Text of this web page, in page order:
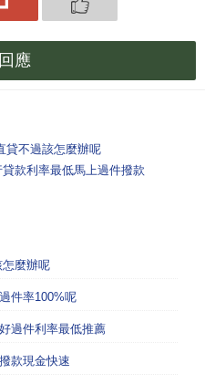
回應
貸不過該怎麼辦呢
款利率最低馬上過件撥款
麼辦呢
件率100%呢
過件利率最低推薦
款現金快速